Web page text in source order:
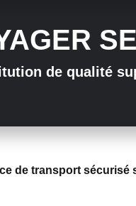
de qualité
de transport sécurisé